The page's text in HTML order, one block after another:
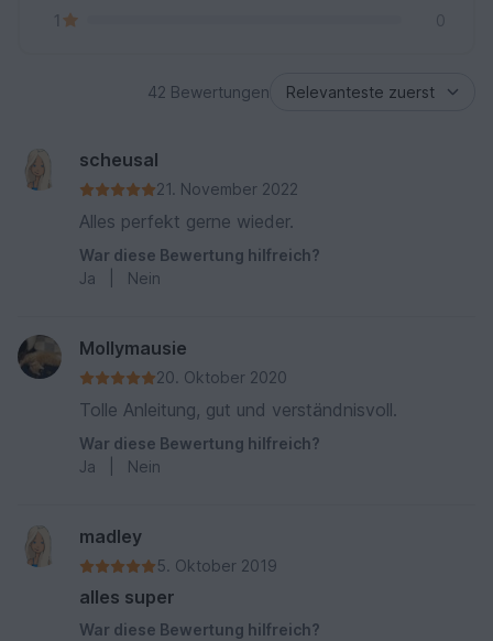
1
0
42 Bewertungen
scheusal
21. November 2022
Alles perfekt gerne wieder.
War diese Bewertung hilfreich?
Ja
Nein
Mollymausie
20. Oktober 2020
Tolle Anleitung, gut und verständnisvoll.
War diese Bewertung hilfreich?
Ja
Nein
madley
5. Oktober 2019
alles super
War diese Bewertung hilfreich?